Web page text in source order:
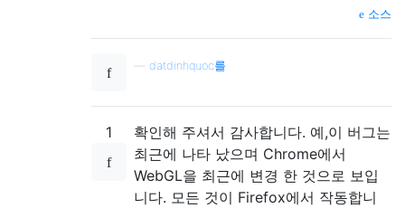
소스
datdinhquoc를
1
확인해 주셔서 감사합니다. 예,이 버그는
최근에 나타 났으며 Chrome에서
WebGL을 최근에 변경 한 것으로 보입
니다. 모든 것이 Firefox에서 작동합니